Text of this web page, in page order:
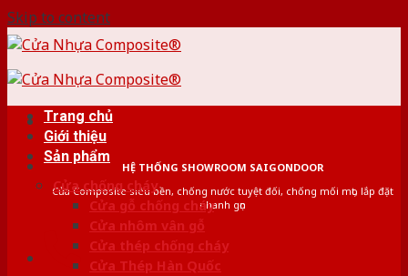
Skip to content
HỆ THỐNG SHOWROOM SAIGONDOOR
Cửa Composite siêu bền, chống nước tuyệt đối, chống mối mọt, lắp đặt
nhanh gọn
Trang chủ
Giới thiệu
Sản phẩm
Cửa chống cháy
Cửa gỗ chống cháy
Cửa nhôm vân gỗ
Cửa thép chống cháy
Cửa Thép Hàn Quốc